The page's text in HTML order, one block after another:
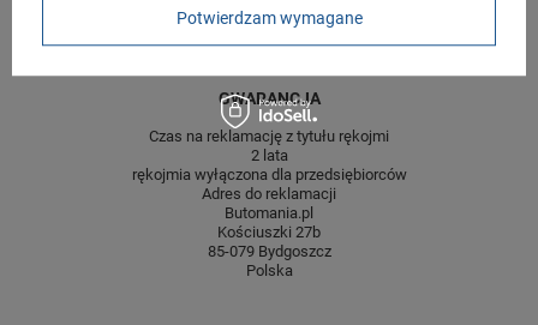
Wysokość towaru w
centymetrach
Więcej
GWARANCJA
Czas na reklamację z tytułu rękojmi
2 lata
rękojmia wyłączona dla przedsiębiorców
Adres do reklamacji
Butomania.pl
Kościuszki 27b
85-079 Bydgoszcz
Polska
Potwierdzam wymagane